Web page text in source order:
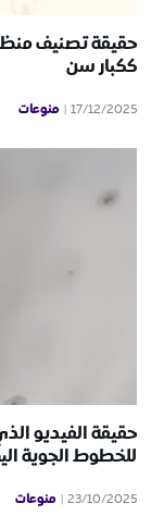
حقيقة تصنيف
ككبار سن
17/12/2025 منوعات
حقيقة الفيديو
للخطوط الجوية
23/10/2025 منوعات